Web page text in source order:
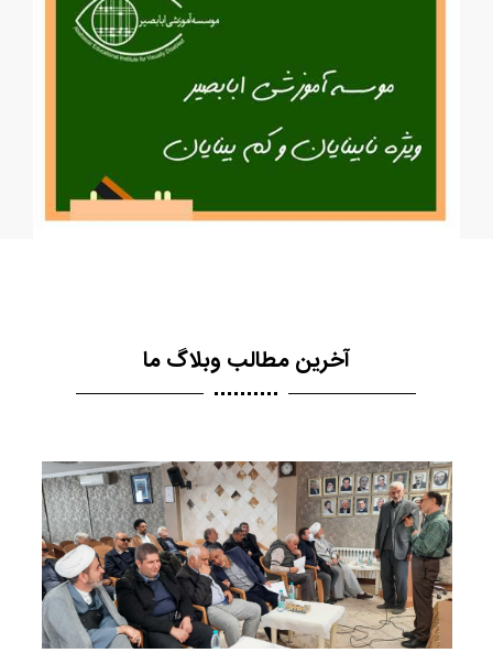
آخرین مطالب وبلاگ ما